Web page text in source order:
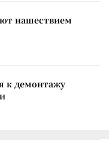
нашествием
к демонтажу